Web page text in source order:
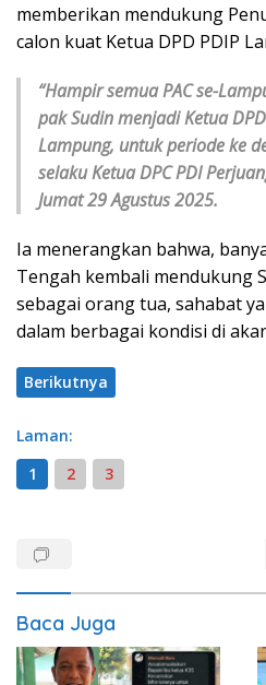
memberikan mendukung
calon kuat Ketua DPD PDIP
“Hampir semua PAC se-
pak Sudin menjadi Ketua
Lampung, untuk periode ke
selaku Ketua DPC PDI
Jumat 29 Agustus 2025.
Ia menerangkan bahwa,
Tengah kembali mendukung
sebagai orang tua, sahabat
dalam berbagai kondisi di
Berikutnya
Laman:
1
2 3
Baca Juga